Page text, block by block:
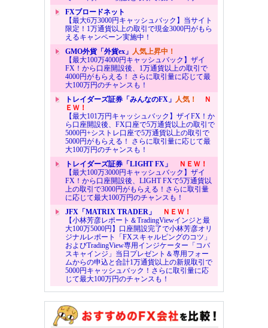
FXブロードネット
【最大6万3000円キャッシュバック】当サイト
限定！1万通貨以上の取引で現金3000円がもら
えるキャンペーン実施中！
GMO外貨「外貨ex」 人気上昇中！
【最大100万4000円キャッシュバック】ザイ
FX！から口座開設後、1万通貨以上の取引で
4000円がもらえる！ さらに取引量に応じて最
大100万円のチャンスも！
トレイダーズ証券「みんなのFX」 人気！
Ｎ
ＥＷ！
【最大101万円キャッシュバック】ザイFX！か
ら口座開設後、FX口座で5万通貨以上の取引で
5000円+シストレ口座で5万通貨以上の取引で
5000円がもらえる！ さらに取引量に応じて最
大100万円のチャンスも！
トレイダーズ証券「LIGHT FX」
ＮＥＷ！
【最大100万3000円キャッシュバック】ザイ
FX！から口座開設後、LIGHT FXで5万通貨以
上の取引で3000円がもらえる！さらに取引量
に応じて最大100万円のチャンスも！
JFX「MATRIX TRADER」
ＮＥＷ！
【小林芳彦レポート＆TradingViewインジと最
大100万5000円】口座開設完了で小林芳彦オリ
ジナルレポート「FXスキャルピングのコツ」
およびTradingView専用インジケーター「コバ
スキャインジ」当日プレゼント＆専用フォー
ムからの申込と合計1万通貨以上の新規取引で
5000円キャッシュバック！さらに取引量に応
じて最大100万円のチャンスも！